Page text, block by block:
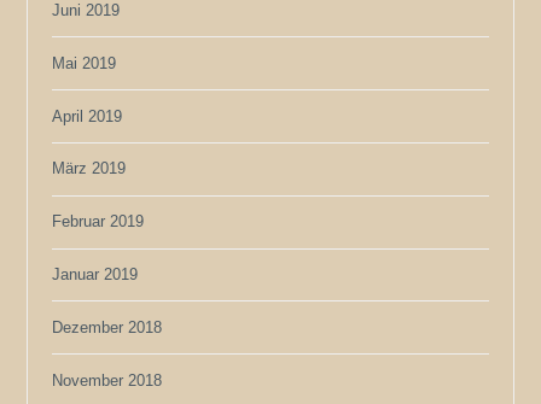
Juni 2019
Mai 2019
April 2019
März 2019
Februar 2019
Januar 2019
Dezember 2018
November 2018